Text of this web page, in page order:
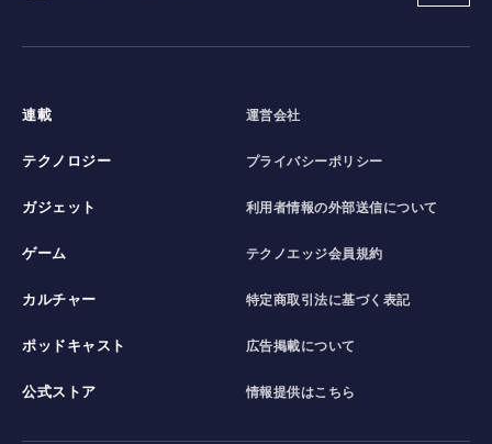
連載
テクノロジー
ガジェット
ゲーム
カルチャー
ポッドキャスト
公式ストア
運営会社
プライバシーポリシー
利用者情報の外部送信について
テクノエッジ会員規約
特定商取引法に基づく表記
広告掲載について
情報提供はこちら